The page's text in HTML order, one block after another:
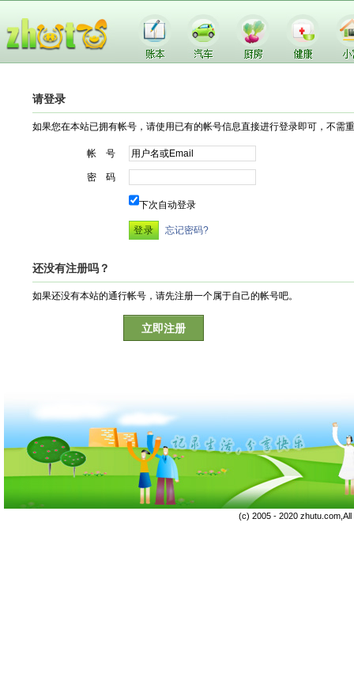
请登录
如果您在本站已拥有帐号，请使用已有的帐号信息直接进行登录即可，不需
帐 号
密 码
下次自动登录
忘记密码?
还没有注册吗？
如果还没有本站的通行帐号，请先注册一个属于自己的帐号吧。
立即注册
(c) 2005 - 2020